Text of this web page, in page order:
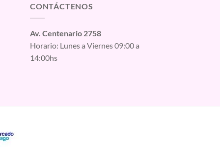
CONTÁCTENOS
Av. Centenario 2758
Horario: Lunes a Viernes 09:00 a
14:00hs